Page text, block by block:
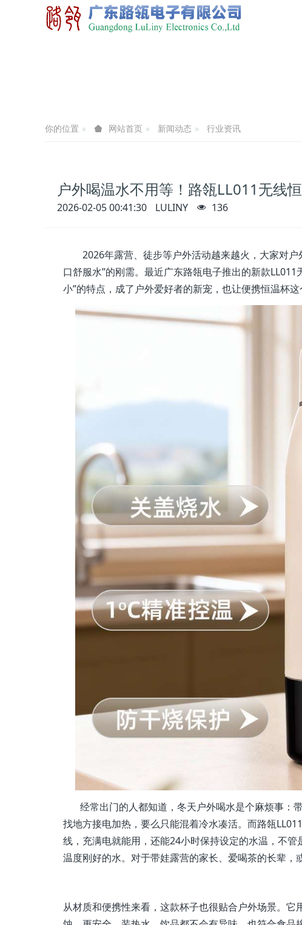
你的位置 网站首页 新闻动态 行业资讯
户外喝温水不用等！路瓴LL011无线
2026-02-05 00:41:30 LULINY 136
2026年露营、徒步等户外活动越来越火，大家对户
口舒服水”的刚需。最近广东路瓴电子推出的新款
小”的特点，成了户外爱好者的新宠，也让便携恒温杯这
经常出门的人都知道，冬天户外喝水是个麻烦事：
找地方接电加热，要么只能混着冷水凑活。而路瓴
线，充满电就能用，还能24小时保持设定的水温，不
温度刚好的水。对于带娃露营的家长、爱喝茶的长辈，
从材质和便携性来看，这款杯子也很贴合户外场景。